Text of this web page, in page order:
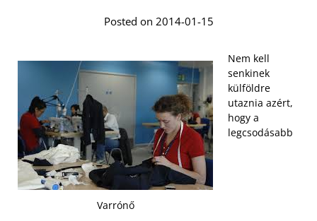
Posted on 2014-01-15
Varrónő
Nem kell
senkinek
külföldre
utaznia azért,
hogy a
legcsodásabb